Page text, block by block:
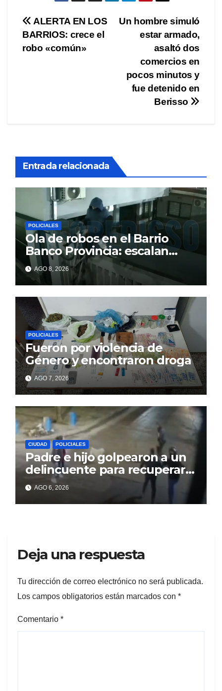
Navegación
de
Un hombre simuló
estar armado,
asaltó dos
comercios en
pocos minutos y
fue detenido en
Berisso
ALERTA EN LOS
BARRIOS: crece el
robo «común»
Entrada relacionada
POLICIALES
Ola de robos en el Barrio
Banco Provincia: escalan
paredes en la noche y nadie
responde
AGO 8, 2026
POLICIALES
Fueron por violencia de
Género y encontraron droga
AGO 7, 2026
CIUDAD POLICIALES
Padre e hijo golpearon a un
delincuente para recuperar
un celular robado en Berisso
AGO 6, 2026
Deja una respuesta
Tu dirección de correo electrónico no será publicada.
Los campos obligatorios están marcados con *
Comentario *